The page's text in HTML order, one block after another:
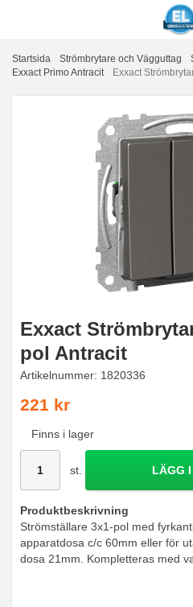
Startsida Strömbrytare och Vägguttag
Exxact Primo Antracit
Exxact
Exxact
pol Antracit
Artikelnummer: 1820336
221 kr
Finns i lager
st. LÄGG
Produktbeskrivning
Strömställare 3x1-pol med
apparatdosa c/c 60mm eller för
dosa 21mm. Kompletteras med